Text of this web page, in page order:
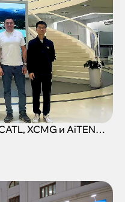
XCMG и AiTEN